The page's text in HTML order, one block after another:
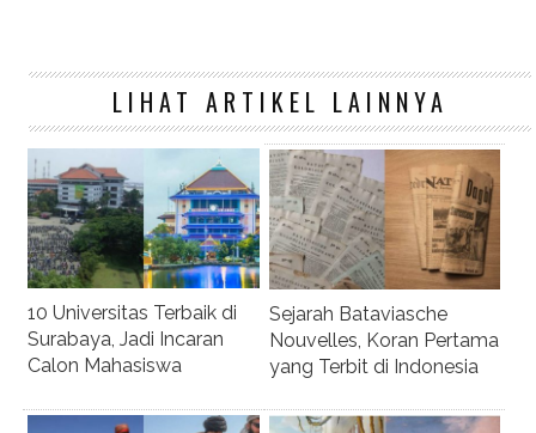
LIHAT ARTIKEL LAINNYA
10 Universitas Terbaik di
Surabaya, Jadi Incaran
Calon Mahasiswa
Sejarah Bataviasche
Nouvelles, Koran Pertama
yang Terbit di Indonesia